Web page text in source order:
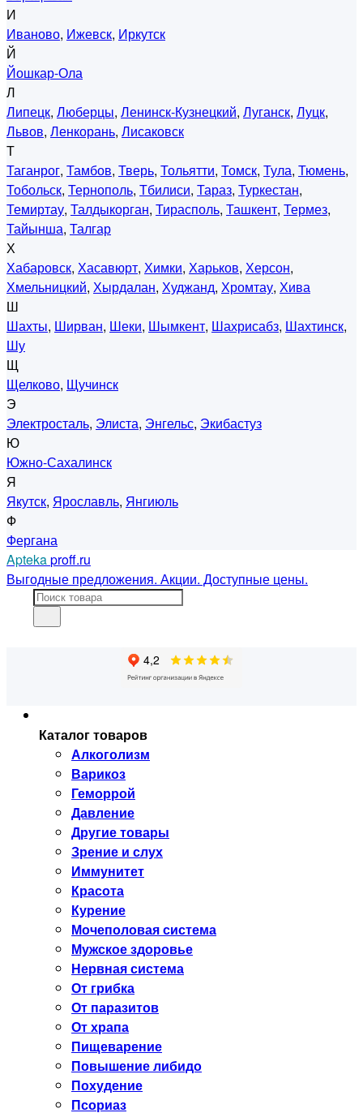
И
Иваново, Ижевск, Иркутск
Й
Йошкар-Ола
Л
Липецк, Люберцы, Ленинск-Кузнецкий, Луганск, Луцк,
Львов, Ленкорань, Лисаковск
Т
Таганрог, Тамбов, Тверь, Тольятти, Томск, Тула, Тюмень,
Тобольск, Тернополь, Тбилиси, Тараз, Туркестан,
Темиртау, Талдыкорган, Тирасполь, Ташкент, Термез,
Тайынша, Талгар
Х
Хабаровск, Хасавюрт, Химки, Харьков, Херсон,
Хмельницкий, Хырдалан, Худжанд, Хромтау, Хива
Ш
Шахты, Ширван, Шеки, Шымкент, Шахрисабз, Шахтинск,
Шу
Щ
Щелково, Щучинск
Э
Электросталь, Элиста, Энгельс, Экибастуз
Ю
Южно-Сахалинск
Я
Якутск, Ярославль, Янгиюль
Ф
Фергана
Aptekaproff.ru
Выгодные предложения. Акции. Доступные цены.
Каталог товаров
Алкоголизм
Варикоз
Геморрой
Давление
Другие товары
Зрение и слух
Иммунитет
Красота
Курение
Мочеполовая система
Мужское здоровье
Нервная система
От грибка
От паразитов
От храпа
Пищеварение
Повышение либидо
Похудение
Псориаз